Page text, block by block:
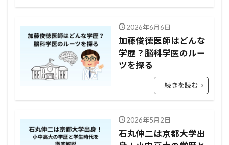
2026年6月6日
加藤俊徳医師はどんな
学歴？脳科学医のルー
ツを探る
続きを読む
2026年5月2日
石丸伸二は京都大学出